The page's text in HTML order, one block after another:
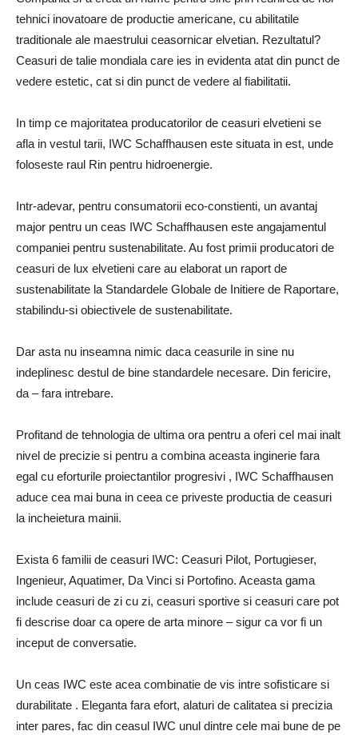
tehnici inovatoare de productie americane, cu abilitatile
traditionale ale maestrului ceasornicar elvetian. Rezultatul?
Ceasuri de talie mondiala care ies in evidenta atat din punct de
vedere estetic, cat si din punct de vedere al fiabilitatii.
In timp ce majoritatea producatorilor de ceasuri elvetieni se
afla in vestul tarii, IWC Schaffhausen este situata in est, unde
foloseste raul Rin pentru hidroenergie.
Intr-adevar, pentru consumatorii eco-constienti, un avantaj
major pentru un ceas IWC Schaffhausen este angajamentul
companiei pentru sustenabilitate. Au fost primii producatori de
ceasuri de lux elvetieni care au elaborat un raport de
sustenabilitate la Standardele Globale de Initiere de Raportare,
stabilindu-si obiectivele de sustenabilitate.
Dar asta nu inseamna nimic daca ceasurile in sine nu
indeplinesc destul de bine standardele necesare. Din fericire,
da – fara intrebare.
Profitand de tehnologia de ultima ora pentru a oferi cel mai inalt
nivel de precizie si pentru a combina aceasta inginerie fara
egal cu eforturile proiectantilor progresivi , IWC Schaffhausen
aduce cea mai buna in ceea ce priveste productia de ceasuri
la incheietura mainii.
Exista 6 familii de ceasuri IWC: Ceasuri Pilot, Portugieser,
Ingenieur, Aquatimer, Da Vinci si Portofino. Aceasta gama
include ceasuri de zi cu zi, ceasuri sportive si ceasuri care pot
fi descrise doar ca opere de arta minore – sigur ca vor fi un
inceput de conversatie.
Un ceas IWC este acea combinatie de vis intre sofisticare si
durabilitate . Eleganta fara efort, alaturi de calitatea si precizia
inter pares, fac din ceasul IWC unul dintre cele mai bune de pe